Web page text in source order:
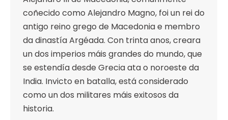
coñecido como Alejandro Magno, foi un rei do
antigo reino grego de Macedonia e membro
da dinastía Argéada. Con trinta anos, creara
un dos imperios máis grandes do mundo, que
se estendía desde Grecia ata o noroeste da
India. Invicto en batalla, está considerado
como un dos militares máis exitosos da
historia.